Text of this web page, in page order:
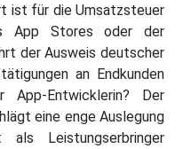
ist für die Umsatzsteuer
App Stores oder der
der Ausweis deutscher
an Endkunden
Entwicklerin? Der
eine enge Auslegung
Leistungserbringer